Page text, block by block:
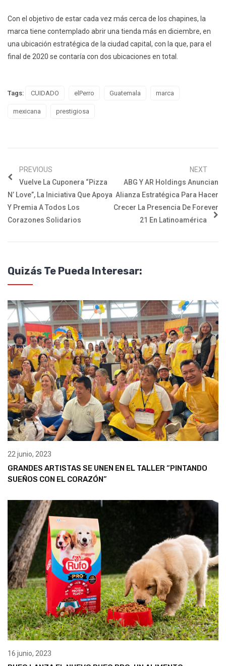
Con el objetivo de estar cada vez más cerca de los chapines, la
marca tiene contemplado abrir una tienda más en diciembre, en
una ubicación estratégica de la ciudad capital, con la que, para el
final de 2020 se contaría con dos ubicaciones en total.
Tags: CUIDADO elPerro Guatemala marca
mexicana prestigiosa
PREVIOUS
Vuelve La Cuponera “Pizza
N’ Love”, La Iniciativa Que Apoya
Y Premia A Todos Los
Corazones Solidarios
NEXT
ABG Y AR Holdings Anuncian
Alianza Estratégica Para Hacer
Crecer La Presencia De Forever
21 En Latinoamérica
Quizás Te Pueda Interesar:
22 junio, 2023
GRANDES ARTISTAS SE UNEN EN EL TALLER “PINTANDO
SUEÑOS CON EL CORAZÓN”
16 junio, 2023